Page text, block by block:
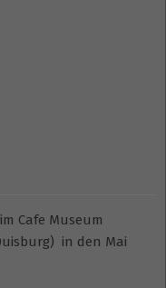
Cafe Museum
in den Mai